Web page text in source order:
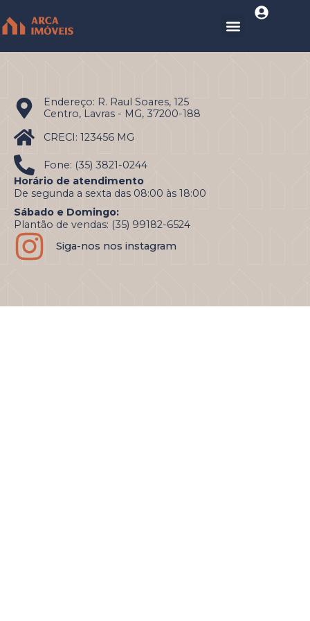
Endereço: R. Raul Soares, 125
Centro, Lavras - MG, 37200-188
CRECI: 123456 MG
Fone: (35) 3821-0244
Horário de atendimento
De segunda a sexta das 08:00 às 18:00
Sábado e Domingo:
Plantão de vendas: (35) 99182-6524
Siga-nos nos instagram